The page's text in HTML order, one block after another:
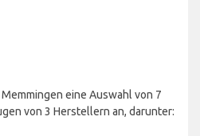
eine Auswahl von 7
von 3 Herstellern an, darunter: